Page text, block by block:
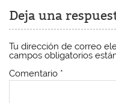
Deja una
Tu dirección de correo
campos obligatorios
Comentario *